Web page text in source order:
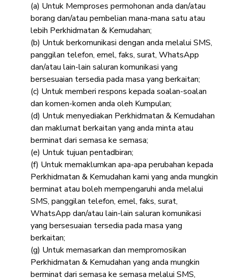
(a) Untuk Memproses permohonan anda dan/atau
borang dan/atau pembelian mana-mana satu atau
lebih Perkhidmatan & Kemudahan;
(b) Untuk berkomunikasi dengan anda melalui SMS,
panggilan telefon, emel, faks, surat, WhatsApp
dan/atau lain-lain saluran komunikasi yang
bersesuaian tersedia pada masa yang berkaitan;
(c) Untuk memberi respons kepada soalan-soalan
dan komen-komen anda oleh Kumpulan;
(d) Untuk menyediakan Perkhidmatan & Kemudahan
dan maklumat berkaitan yang anda minta atau
berminat dari semasa ke semasa;
(e) Untuk tujuan pentadbiran;
(f) Untuk memaklumkan apa-apa perubahan kepada
Perkhidmatan & Kemudahan kami yang anda mungkin
berminat atau boleh mempengaruhi anda melalui
SMS, panggilan telefon, emel, faks, surat,
WhatsApp dan/atau lain-lain saluran komunikasi
yang bersesuaian tersedia pada masa yang
berkaitan;
(g) Untuk memasarkan dan mempromosikan
Perkhidmatan & Kemudahan yang anda mungkin
berminat dari semasa ke semasa melalui SMS,